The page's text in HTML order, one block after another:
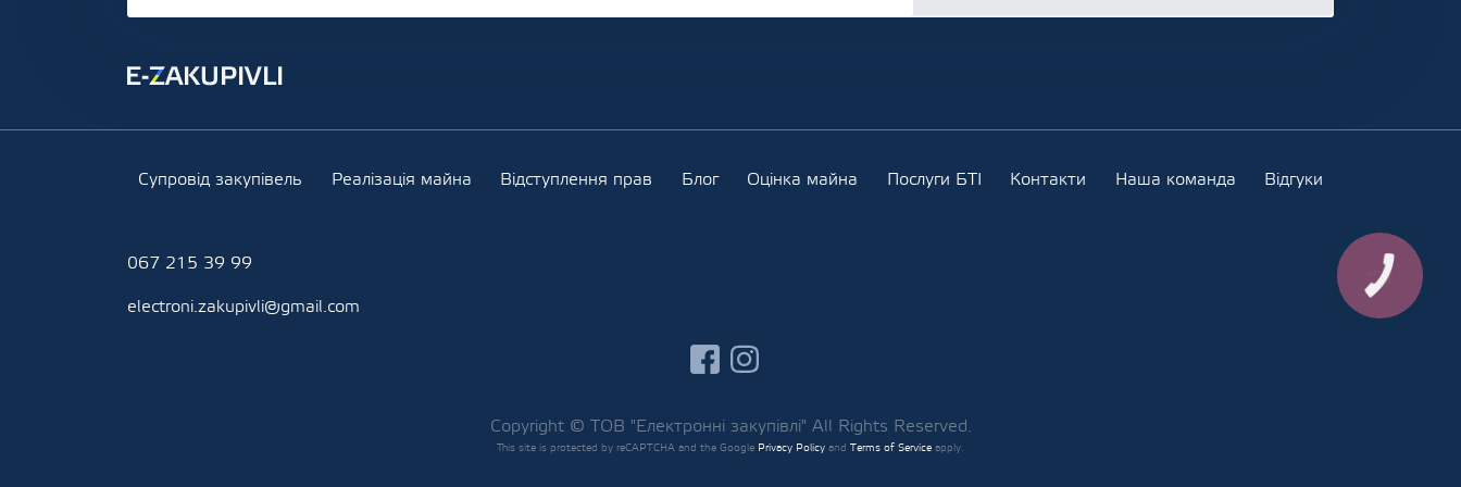
Супровід закупівель Реалізація майна Відступлення прав Блог Оцінка майна Послуги БТІ Контакти Наша команда Відгуки
067 215 39 99
electroni.zakupivli@gmail.com
facebook
Copyright © ТОВ "Електронні закупівлі" All Rights Reserved.
This site is protected by reCAPTCHA and the Google Privacy Policy and Terms of Service apply.